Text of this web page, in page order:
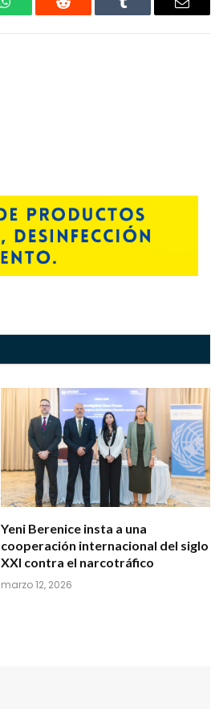
WhatsAppReddit Tumblr
Correo
Yeni Berenice insta a una
cooperación internacional del siglo
XXI contra el narcotráfico
marzo 12, 2026